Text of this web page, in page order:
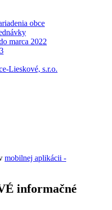
obce
marca 2022
Lieskové, s.r.o.
mobilnej aplikácii -
informačné